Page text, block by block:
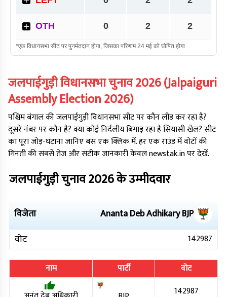
जलपाईगुड़ीविधानसभा चुनाव2026(Jalpaiguri
Assembly Election2026)
पश्चिम बंगालकीजलपाईगुड़ीविधानसभा सीट पर कौन लीड कर रहा है?
दूसरे नंबर पर कौन है? क्या कोई निर्दलीय बिगाड़ रहा है सियासी खेल? सीट
का पूरा जोड़-घटाना जानिए बस एक क्लिक में. हर एक राउंड में वोटों की
गिनती की सबसे तेज और सटीक जानकारी केवल newstak.in पर देखें.
जलपाईगुड़ीचुनाव2026के उम्मीदवार
विजेता Ananta Deb AdhikaryBJP
वोट
142987
नाम पार्टी
वोट
142987